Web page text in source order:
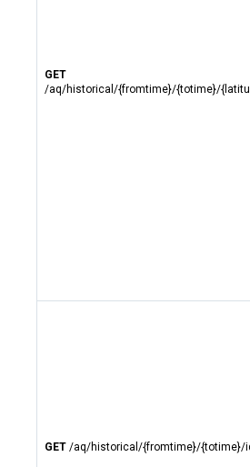
GET
/aq/historical/{fromtime}/{totime}/
GET /aq/historical/{fromtime}/{totime}/